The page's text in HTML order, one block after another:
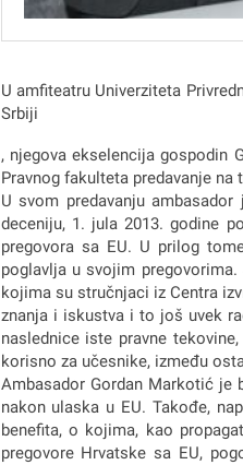
U amfiteatru Univerziteta
Srbiji
, njegova ekselencija gospodin
Pravnog fakulteta predavanje
U svom predavanju
deceniju, 1. jula 2013. godine
pregovora sa EU. U prilog
poglavlja u svojim
kojima su stručnjaci iz Centra
znanja i iskustva i to još uvek
naslednice iste pravne
korisno za učesnike, između
Ambasador Gordan Markotić
nakon ulaska u EU. Takođe,
benefita, o kojima, kao
pregovore Hrvatske sa EU,